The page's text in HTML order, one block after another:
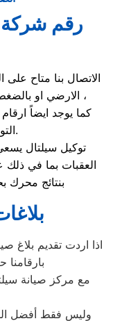
رقم شركة
الاتصال بنا متاح
الارضي او بالضغط علي ايقونة الهاتف ثم الاتصال ،
كما يوجد ايضاً
التواصل مع عملائنا.
توكيل سيلتال
العقبات بما في ذلك
بنتائج
اذا اردت تقديم بلاغ
مع مركز صيانة
وليس فقط أفضل